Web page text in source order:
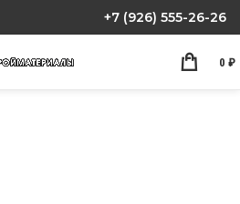
+7 (926) 555-26-26
0 ₽